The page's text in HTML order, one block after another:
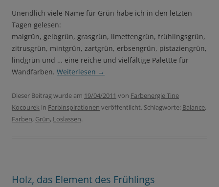
Unendlich viele Name für Grün habe ich in den letzten
Tagen gelesen:
maigrün, gelbgrün, grasgrün, limettengrün, frühlingsgrün,
zitrusgrün, mintgrün, zartgrün, erbsengrün, pistaziengrün,
lindgrün und … eine reiche und vielfältige Palettte für
Wandfarben. Weiterlesen →
Dieser Beitrag wurde am 19/04/2011 von Farbenergie Tine
Kocourek in Farbinspirationen veröffentlicht. Schlagworte: Balance,
Farben, Grün, Loslassen.
Holz, das Element des Frühlings